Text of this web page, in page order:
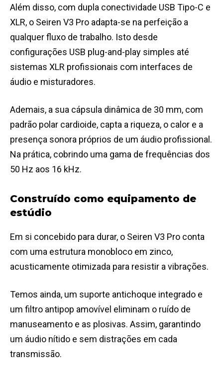
Além disso, com dupla conectividade USB Tipo-C e
XLR, o Seiren V3 Pro adapta-se na perfeição a
qualquer fluxo de trabalho. Isto desde
configurações USB plug-and-play simples até
sistemas XLR profissionais com interfaces de
áudio e misturadores.
Ademais, a sua cápsula dinâmica de 30 mm, com
padrão polar cardioide, capta a riqueza, o calor e a
presença sonora próprios de um áudio profissional.
Na prática, cobrindo uma gama de frequências dos
50 Hz aos 16 kHz.
Construído como equipamento de
estúdio
Em si concebido para durar, o Seiren V3 Pro conta
com uma estrutura monobloco em zinco,
acusticamente otimizada para resistir a vibrações.
Temos ainda, um suporte antichoque integrado e
um filtro antipop amovível eliminam o ruído de
manuseamento e as plosivas. Assim, garantindo
um áudio nítido e sem distrações em cada
transmissão.